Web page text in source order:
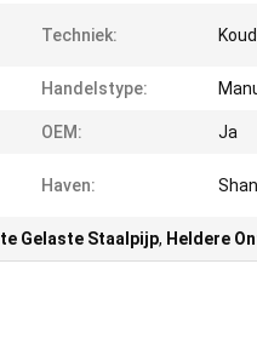
Techniek:
Handelstype:
OEM: Ja
Haven:
Gelaste Staalpijp, Heldere